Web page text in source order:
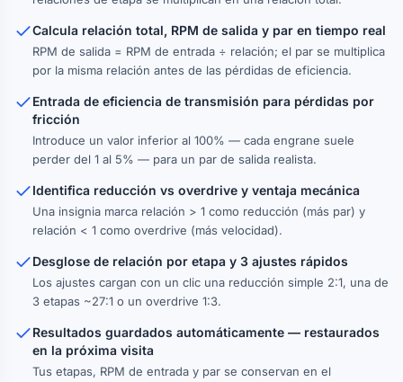
Calcula relación total, RPM de salida y par en tiempo real
RPM de salida = RPM de entrada ÷ relación; el par se multiplica
por la misma relación antes de las pérdidas de eficiencia.
Entrada de eficiencia de transmisión para pérdidas por
fricción
Introduce un valor inferior al 100% — cada engrane suele
perder del 1 al 5% — para un par de salida realista.
Identifica reducción vs overdrive y ventaja mecánica
Una insignia marca relación > 1 como reducción (más par) y
relación < 1 como overdrive (más velocidad).
Desglose de relación por etapa y 3 ajustes rápidos
Los ajustes cargan con un clic una reducción simple 2:1, una de
3 etapas ~27:1 o un overdrive 1:3.
Resultados guardados automáticamente — restaurados
en la próxima visita
Tus etapas, RPM de entrada y par se conservan en el